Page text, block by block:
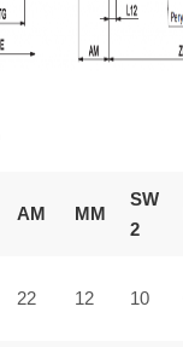
AM ММ
SW
2
22 12 10